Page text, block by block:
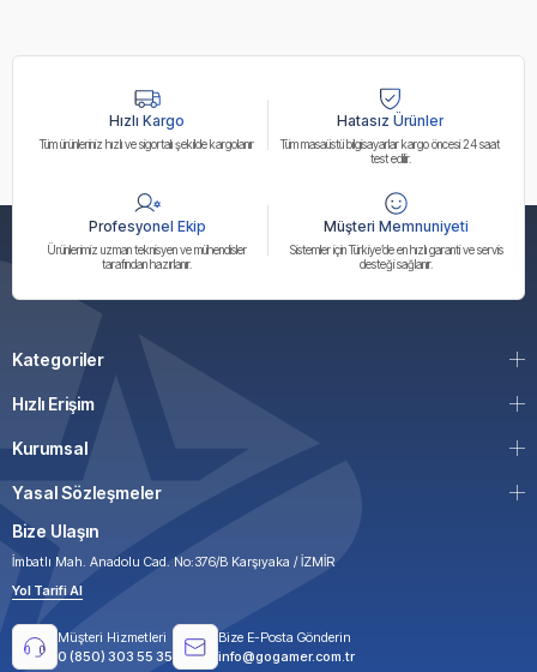
Hızlı Kargo
Tüm ürünleriniz hızlı ve sigortalı şekilde kargolanır
Hatasız Ürünler
Tüm masaüstü bilgisayarlar kargo öncesi 24 saat
test edilir.
Profesyonel Ekip
Ürünlerimiz uzman teknisyen ve mühendisler
tarafından hazırlanır.
Müşteri Memnuniyeti
Sistemler için Türkiye’de en hızlı garanti ve servis
desteği sağlanır.
Kategoriler
Hızlı Erişim
Kurumsal
Yasal Sözleşmeler
Bize Ulaşın
İmbatlı Mah. Anadolu Cad. No:376/B Karşıyaka / İZMİR
Yol Tarifi Al
Müşteri Hizmetleri
0 (850) 303 55 35
Bize E-Posta Gönderin
info@gogamer.com.tr